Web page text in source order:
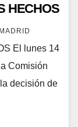
HECHOS
El lunes 14
Comisión
decisión de